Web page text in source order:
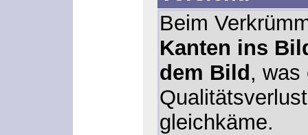
Beim
Kanten ins
dem Bild, was
gleichkäme.